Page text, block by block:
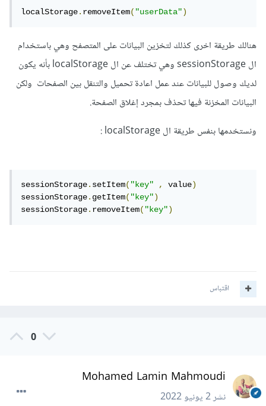
localStorage.removeItem("userData")
هنالك طريقة اخرى كذلك لتخزين البيانات على المتصفح وهي باستخدام
ال sessionStorage وهي تختلف عن ال localStorage بأنه يكون
لديك وصول للبيانات عند عمل اعادة تحميل والتنقل بين الصفحات ولكن
البيانات المخزنة فيها تحذف بمجرد إغلاق الصفحة.
ونستخدمها بنفس طريقة ال localStorage :
sessionStorage.setItem("key" , value)
sessionStorage.getItem("key")
sessionStorage.removeItem("key")
اقتباس
0
Mohamed Lamin Mahmoudi
نشر2 يونيو 2022